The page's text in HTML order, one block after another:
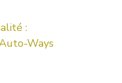
:
Ways